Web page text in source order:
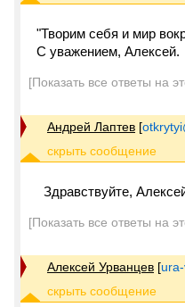
"Творим себя и мир
С уважением, Алексей.
[Показать все ответы на
Андрей Лаптев [
Здравствуйте,
[Показать все ответы на
Алексей Урванцев [